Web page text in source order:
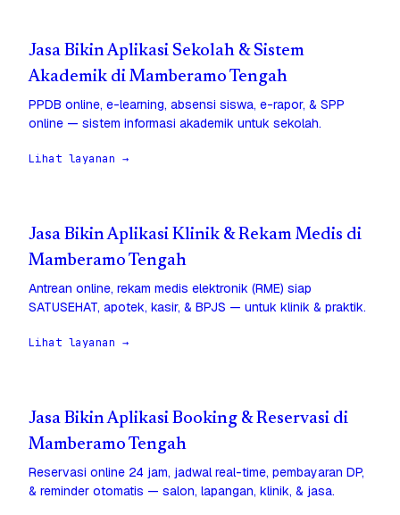
Jasa Bikin Aplikasi Sekolah & Sistem
Akademik di Mamberamo Tengah
PPDB online, e-learning, absensi siswa, e-rapor, & SPP
online — sistem informasi akademik untuk sekolah.
Lihat layanan →
Jasa Bikin Aplikasi Klinik & Rekam Medis di
Mamberamo Tengah
Antrean online, rekam medis elektronik (RME) siap
SATUSEHAT, apotek, kasir, & BPJS — untuk klinik & praktik.
Lihat layanan →
Jasa Bikin Aplikasi Booking & Reservasi di
Mamberamo Tengah
Reservasi online 24 jam, jadwal real-time, pembayaran DP,
& reminder otomatis — salon, lapangan, klinik, & jasa.